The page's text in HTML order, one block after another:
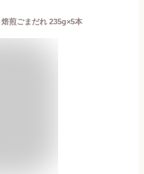
煎ごまだれ 235g×5本